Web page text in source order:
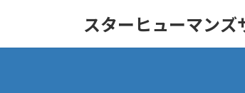
スターヒューマンズ